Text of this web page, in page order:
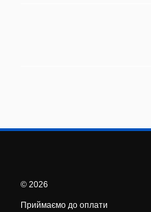
© 2026
Приймаємо до оплати